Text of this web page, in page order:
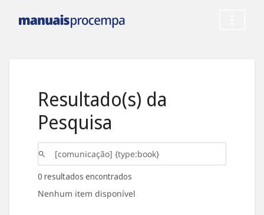
Resultado(s) da
Pesquisa
0 resultados encontrados
Nenhum item disponível